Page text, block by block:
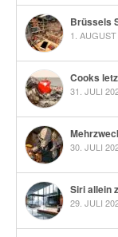
Brüssels
1.
Cooks
31. JULI
30. JULI
Siri allein
29. JULI